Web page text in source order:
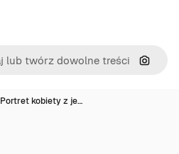
Szukaj
Portret kobiety z je…